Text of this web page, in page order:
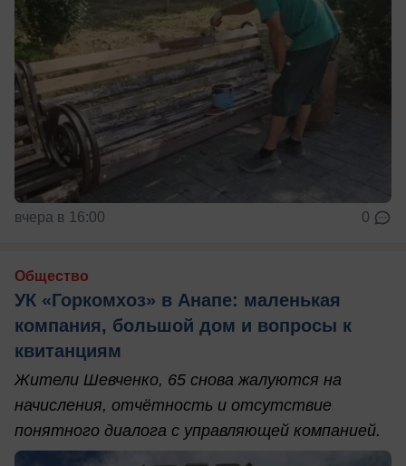
вчера в 16:00 0
Общество
УК «Горкомхоз» в Анапе: маленькая
компания, большой дом и вопросы к
квитанциям
Жители Шевченко, 65 снова жалуются на
начисления, отчётность и отсутствие
понятного диалога с управляющей компанией.